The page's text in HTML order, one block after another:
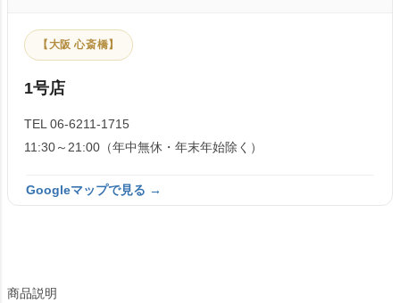
【大阪 心斎橋】
1号店
TEL 06-6211-1715
11:30～21:00（年中無休・年末年始除く）
Googleマップで見る →
商品説明